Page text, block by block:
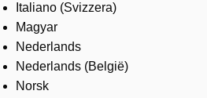
Italiano (Svizzera)
Magyar
Nederlands
Nederlands (België)
Norsk